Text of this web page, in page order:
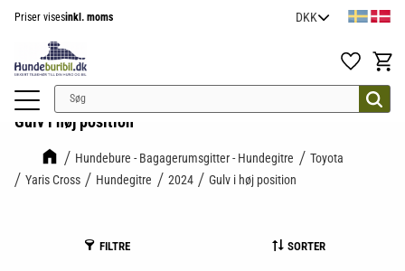
Priser visesinkl. moms
Favoritter
Gulv i høj position
Hundebure - Bagagerumsgitter - Hundegitre
Toyota
Yaris Cross
Hundegitre 2024 Gulv i høj position
FILTRE SORTER